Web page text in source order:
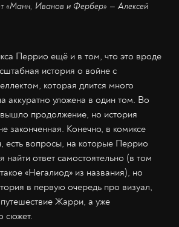
«Манн, Иванов и Фербер» — Алексей
Перрио ещё и в том, что это вроде
история о войне с
которая длится много
аккуратно уложена в один том. Во
продолжение, но история
законченная. Конечно, в комиксе
есть вопросы, на которые Перрио
найти ответ самостоятельно (в том
«Негалиод» из названия), но
в первую очередь про визуал,
Жарри, а уже
сюжет.